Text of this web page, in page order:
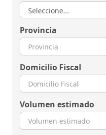
Provincia
Domicilio Fiscal
Volumen estimado